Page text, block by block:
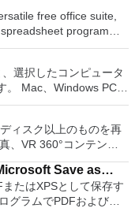
ーを使用して、本物の
できます。このアプリ
直接実行することも、
実行することもできま
を保存できます。 無制
リーカードを保存でき、
に制限されなくなりま
を使用すると、
きます。 全体とし
Windowsとエミュレ
点は、高速ゲームに苦
ることです。* PCSX2
成する必要がある場
ベルのユーティリティ
/ pebuilder、CentOS、
、Gentoo、
LiveXP、Knoppix、
Registry Editor、
、Tails、Trinity
、Windows XP（SP2
Vista、
free office suite,
program
programs you will
tasks. WPS
support for English,
and Polish
requires only a
the paragraph
It also has a PDF
feature. WPS Office
language UI,File
選択したコンピュータ
Mac、Windows PC、
でも。 VNC Viewerを
ップを表示したり、コ
ようにマウスとキーボ
でインストーラーを実行
で、Windowsでのリ
。デスクトッププラッ
ィスク以上のものを再
、VR 360°コンテン
ても、PowerDVD18は重
サ
解き放ち、360°ビデオ
で仮想世界に没頭する
Save as
たはXPSとして保存す
グラムでPDFおよび